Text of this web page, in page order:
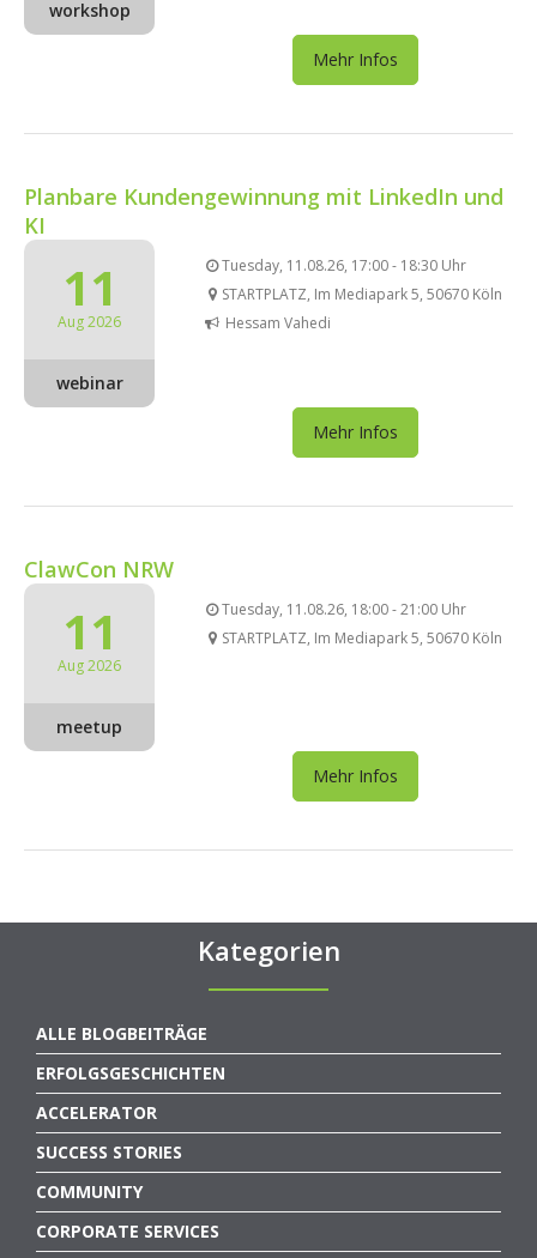
workshop
Mehr Infos
Planbare Kundengewinnung mit LinkedIn und
KI
11
Aug 2026
webinar
Tuesday, 11.08.26, 17:00 - 18:30 Uhr
STARTPLATZ, Im Mediapark 5, 50670 Köln
Hessam Vahedi
Mehr Infos
ClawCon NRW
11
Aug 2026
meetup
Tuesday, 11.08.26, 18:00 - 21:00 Uhr
STARTPLATZ, Im Mediapark 5, 50670 Köln
Mehr Infos
Kategorien
ALLE BLOGBEITRÄGE
ERFOLGSGESCHICHTEN
ACCELERATOR
SUCCESS STORIES
COMMUNITY
CORPORATE SERVICES